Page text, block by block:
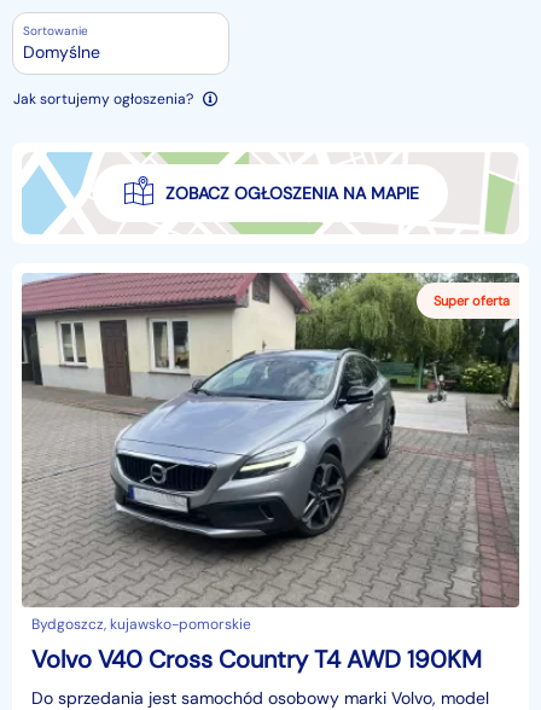
Sortowanie
Domyślne
Jak sortujemy ogłoszenia?
ZOBACZ OGŁOSZENIA NA MAPIE
Bydgoszcz, kujawsko-pomorskie
Volvo V40 Cross Country T4 AWD 190KM
Do sprzedania jest samochód osobowy marki Volvo, model